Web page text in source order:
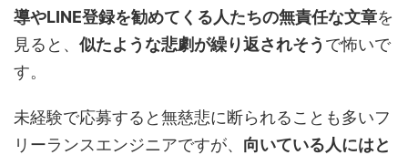
導やLINE登録を勧めてくる人たちの無責任な文章を
見ると、 似たような悲劇が繰り返されそう で怖いで
す。
未経験で応募すると無慈悲に断られることも多いフ
リーランスエンジニアですが、 向いている人にはと